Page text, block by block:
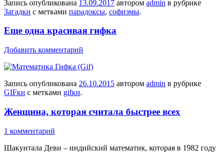
Запись опубликована 13.09.2017 автором admin в рубрике
Загадки с метками парадоксы, софизмы.
Еще одна красивая гифка
Добавить комментарий
Запись опубликована 26.10.2015 автором admin в рубрике
GIFки с метками gifки.
Женщина, которая считала быстрее всех
1 комментарий
Шакунтала Деви – индийский математик, которая в 1982 году